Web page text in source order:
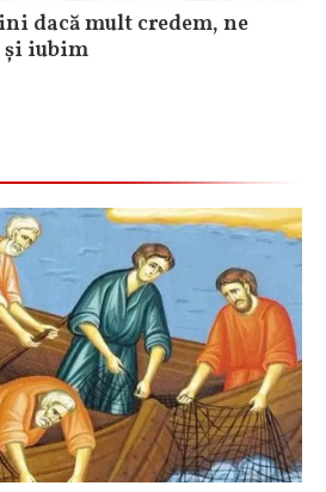
dacă mult credem, ne
și iubim